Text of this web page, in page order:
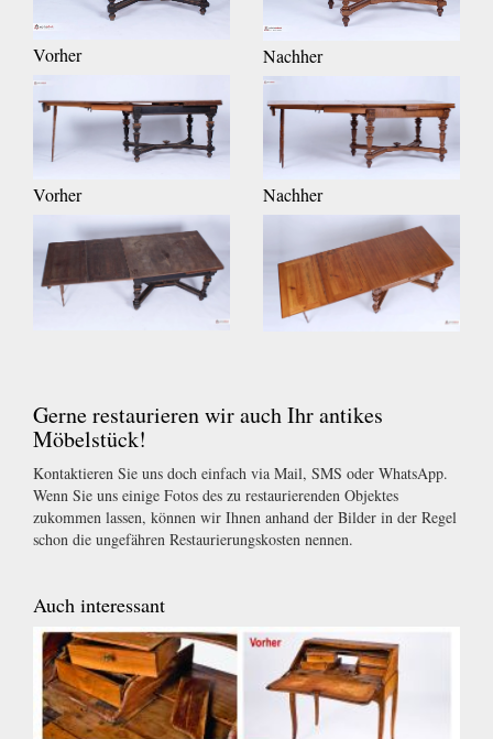
Vorher
Vorher
Nachher
Nachher
Gerne restaurieren wir auch Ihr antikes
Möbelstück!
Kontaktieren Sie uns doch einfach via Mail, SMS oder WhatsApp.
Wenn Sie uns einige Fotos des zu restaurierenden Objektes
zukommen lassen, können wir Ihnen anhand der Bilder in der Regel
schon die ungefähren Restaurierungskosten nennen.
Auch interessant